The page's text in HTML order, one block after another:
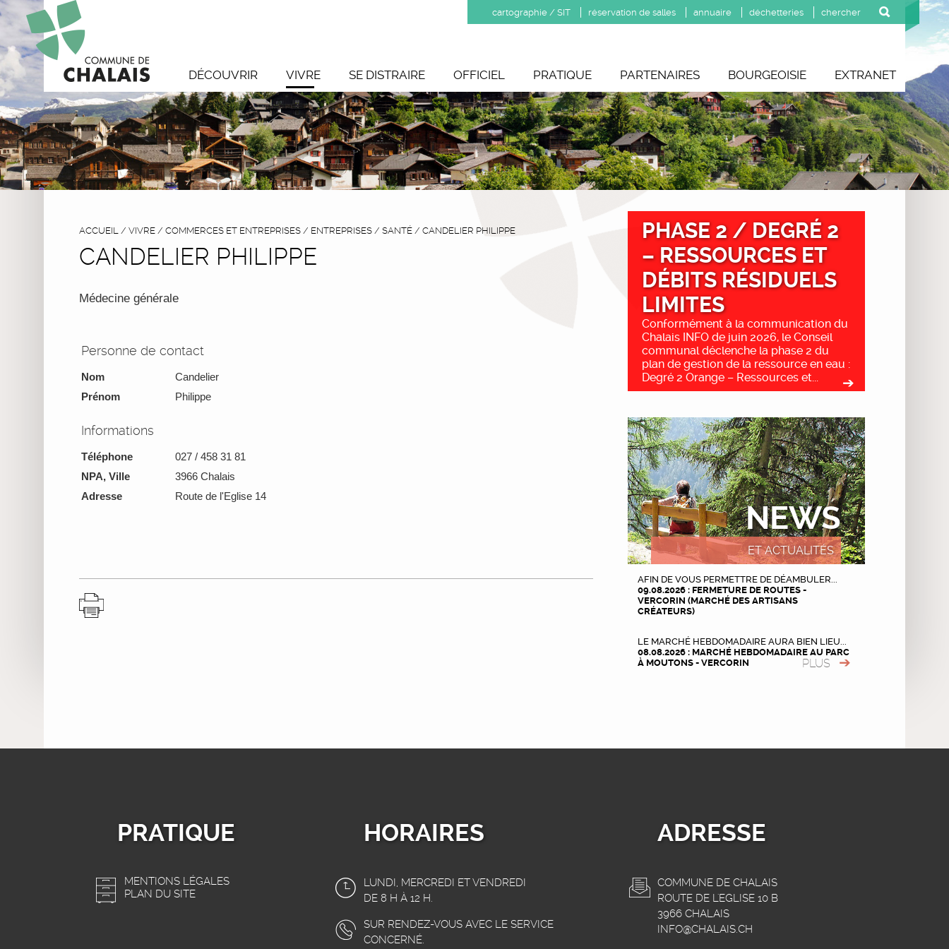
cartographie / SIT réservation de salles annuaire déchetteries
DÉCOUVRIR VIVRE SE DISTRAIRE OFFICIEL PRATIQUE PARTENAIRES BOURGEOISIE EXTRANET
ACCUEIL / VIVRE / COMMERCES ET ENTREPRISES / ENTREPRISES / SANTÉ / CANDELIER PHILIPPE
CANDELIER PHILIPPE
Médecine générale
Personne de contact
Nom
Candelier
Prénom
Philippe
Informations
Téléphone
027 / 458 31 81
NPA, Ville
3966 Chalais
Adresse
Route de l'Eglise 14
PHASE 2 / DEGRÉ 2
– RESSOURCES ET
DÉBITS RÉSIDUELS
LIMITES
Conformément à la communication du
Chalais INFO de juin 2026, le Conseil
communal déclenche la phase 2 du
plan de gestion de la ressource en eau :
Degré 2 Orange – Ressources et...
NEWS
ET ACTUALITÉS
AFIN DE VOUS PERMETTRE DE DÉAMBULER...
09.08.2026 : FERMETURE DE ROUTES -
VERCORIN (MARCHÉ DES ARTISANS
CRÉATEURS)
LE MARCHÉ HEBDOMADAIRE AURA BIEN LIEU...
08.08.2026 : MARCHÉ HEBDOMADAIRE AU PARC
À MOUTONS - VERCORIN
PLUS
PRATIQUE
MENTIONS LÉGALES
PLAN DU SITE
HORAIRES
LUNDI, MERCREDI ET VENDREDI
DE 8 H À 12 H.
SUR RENDEZ-VOUS AVEC LE SERVICE
CONCERNÉ.
ADRESSE
COMMUNE DE CHALAIS
ROUTE DE L'EGLISE 10 B
3966 CHALAIS
INFO@CHALAIS.CH